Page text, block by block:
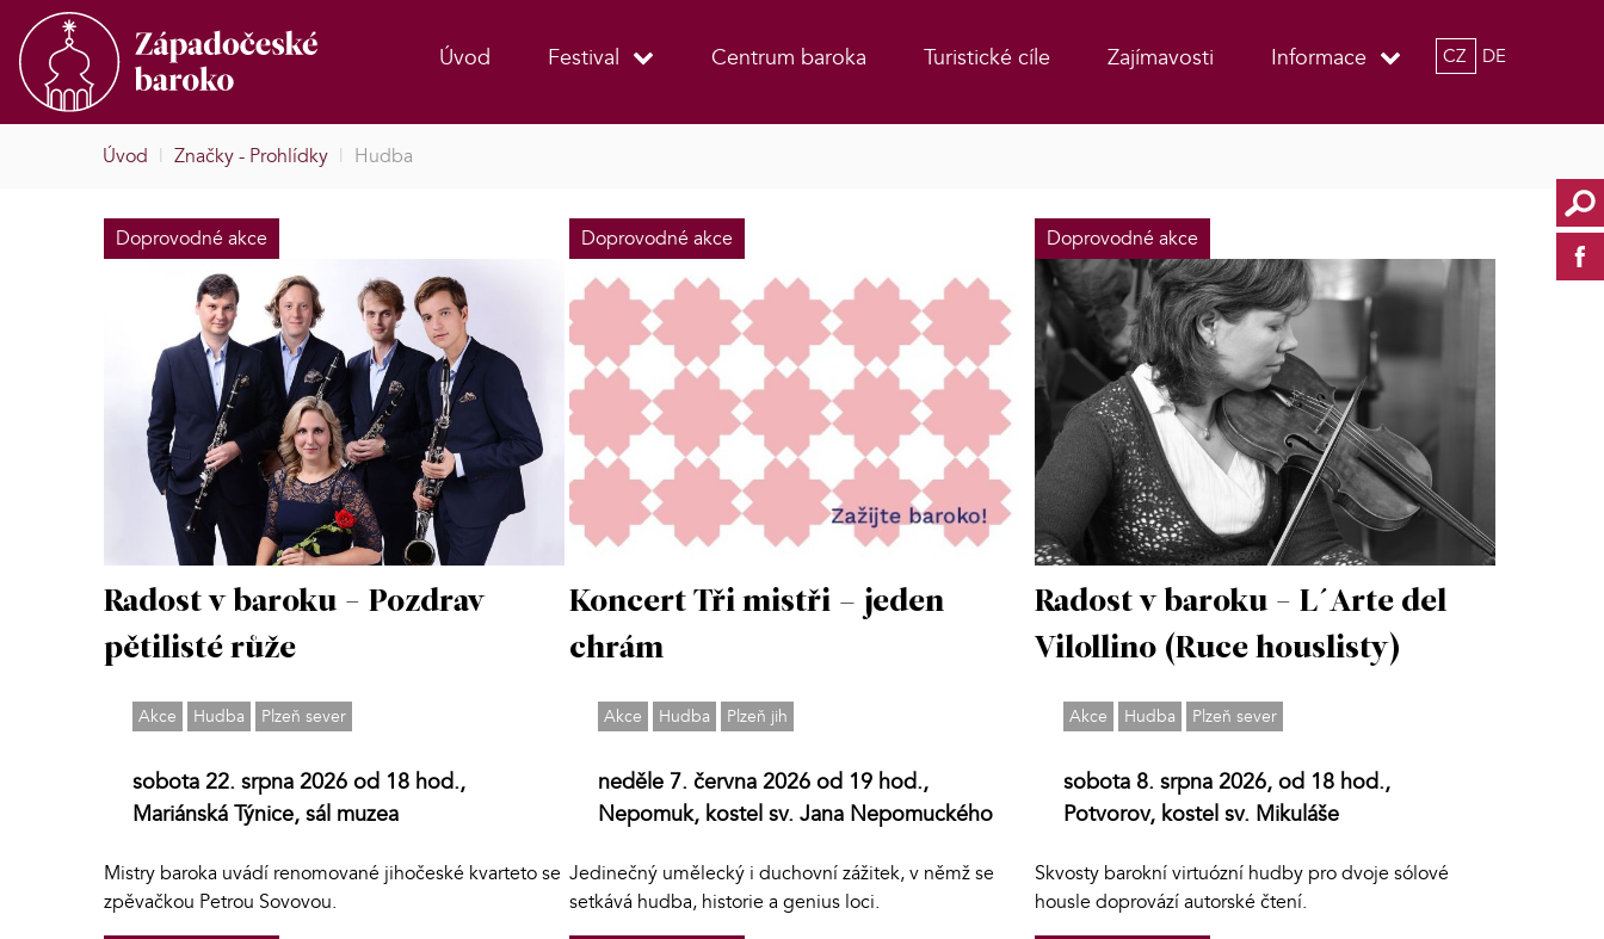
Úvod Festival Centrum baroka Turistické cíle Zajímavosti Informace CZ DE
Úvod | Značky - Prohlídky | Hudba
Doprovodné akce
Radost v baroku - Pozdrav
pětilisté růže
Akce Hudba Plzeň sever
sobota 22. srpna 2026 od 18 hod.,
Mariánská Týnice, sál muzea
Mistry baroka uvádí renomované jihočeské kvarteto se
zpěvačkou Petrou Sovovou.
Doprovodné akce
Koncert Tři mistři – jeden
chrám
Akce Hudba Plzeň jih
neděle 7. června 2026 od 19 hod.,
Nepomuk, kostel sv. Jana Nepomuckého
Jedinečný umělecký i duchovní zážitek, v němž se
setkává hudba, historie a genius loci.
Doprovodné akce
Radost v baroku - L´Arte del
Vilollino (Ruce houslisty)
Akce Hudba Plzeň sever
sobota 8. srpna 2026, od 18 hod.,
Potvorov, kostel sv. Mikuláše
Skvosty barokní virtuózní hudby pro dvoje sólové
housle doprovází autorské čtení.